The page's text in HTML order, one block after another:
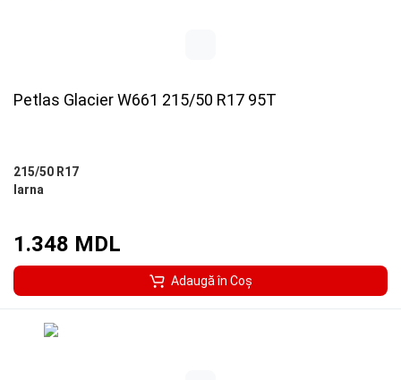
Petlas Glacier W661 215/50 R17 95T
215/50 R17
Iarna
1.348 MDL
Adaugă în Coş